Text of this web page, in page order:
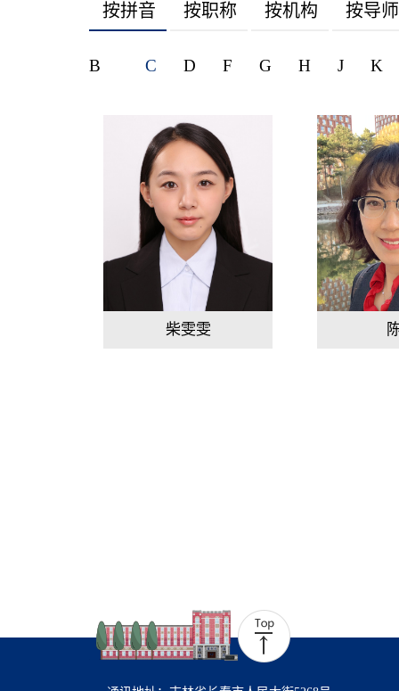
按拼音 按职称 按机构 按导师
B C D F G H J K
柴雯雯